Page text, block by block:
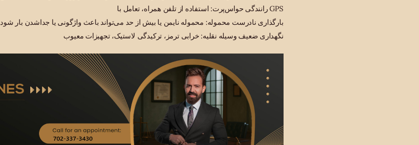
رانندگی حواس‌پرت: استفاده از تلفن همراه، تعامل با GPS
بارگذاری نادرست محموله: محموله نایمن یا بیش از حد می‌تواند باعث واژگونی یا جداشدن بار شود
نگهداری ضعیف وسیله نقلیه: خرابی ترمز، ترکیدگی لاستیک، تجهیزات معیوب